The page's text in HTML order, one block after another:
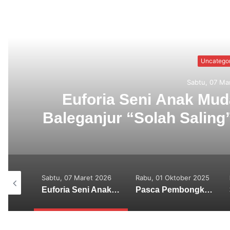
Pasca
Akar Masalah dari
2026 Rabu, 01 Oktober 2025
Pasca Pembongkaran Pagar GWK, KMHDI Bali : Akar Masalah dari Kasus Ini Harus Diusut Tuntas
Rabu, 01 Oktober 2025